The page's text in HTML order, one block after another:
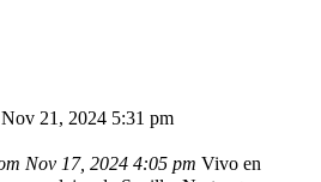
Nov 21, 2024 5:31 pm
Nov 17, 2024 4:05 pm Vivo en